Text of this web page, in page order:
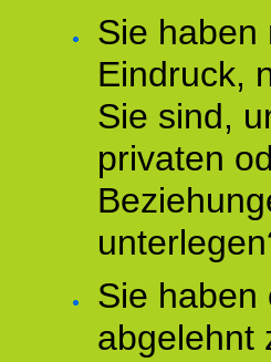
Sie haben
Eindruck,
Sie sind,
privaten
Sie haben
abgelehnt